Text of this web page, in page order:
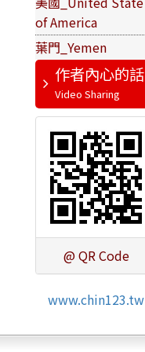
of America
葉門_Yemen
作者內心的話
@ QR Code
www.chin123.tw